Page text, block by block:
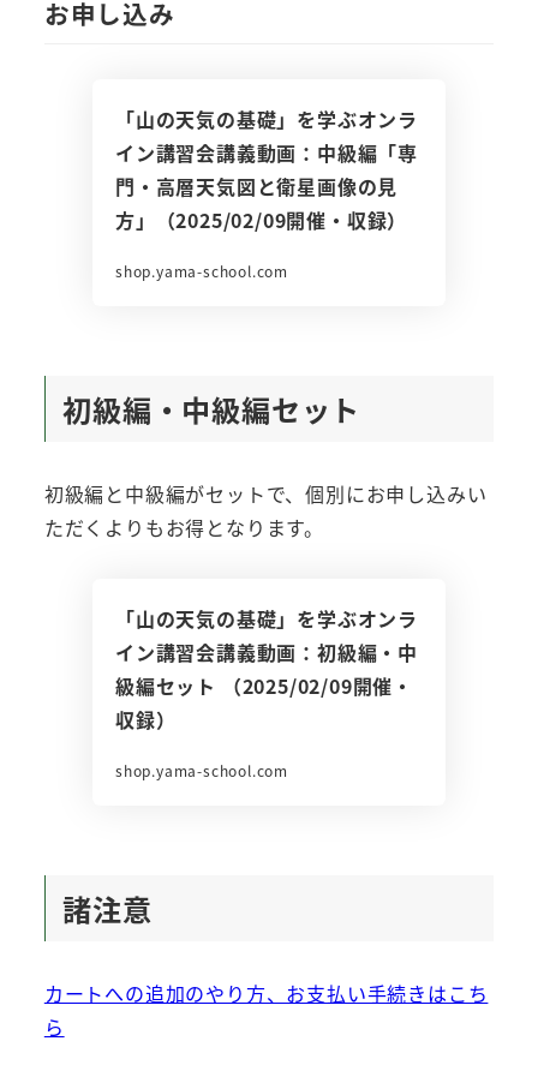
お申し込み
「山の天気の基礎」を学ぶオンラ
イン講習会講義動画：中級編「専
門・高層天気図と衛星画像の見
方」（2025/02/09開催・収録）
shop.yama-school.com
初級編・中級編セット
初級編と中級編がセットで、個別にお申し込みい
ただくよりもお得となります。
「山の天気の基礎」を学ぶオンラ
イン講習会講義動画：初級編・中
級編セット （2025/02/09開催・
収録）
shop.yama-school.com
諸注意
カートへの追加のやり方、お支払い手続きはこち
ら